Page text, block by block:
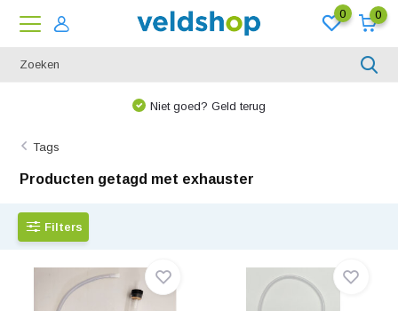
0 0
Niet goed? Geld terug
Tags
Producten getagd met exhauster
Filters